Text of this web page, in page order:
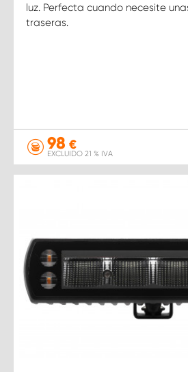
luz. Perfecta cuando necesite
traseras.
98 €
EXCLUIDO 21 % IVA